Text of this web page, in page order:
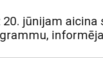
jūnijam